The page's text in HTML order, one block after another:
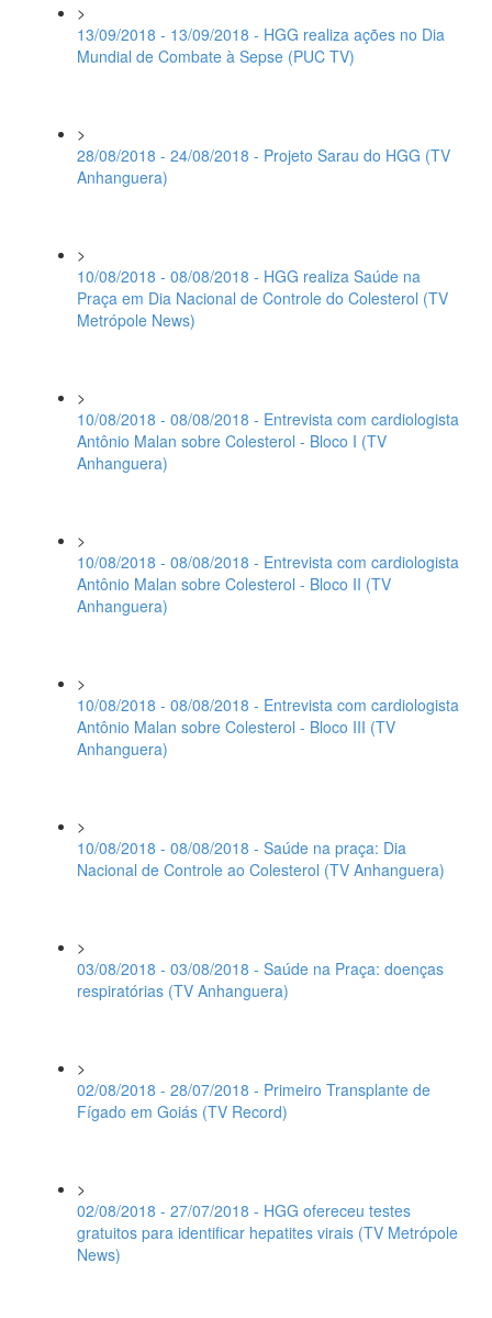
>
13/09/2018 - 13/09/2018 - HGG realiza ações no Dia
Mundial de Combate à Sepse (PUC TV)
>
28/08/2018 - 24/08/2018 - Projeto Sarau do HGG (TV
Anhanguera)
>
10/08/2018 - 08/08/2018 - HGG realiza Saúde na
Praça em Dia Nacional de Controle do Colesterol (TV
Metrópole News)
>
10/08/2018 - 08/08/2018 - Entrevista com cardiologista
Antônio Malan sobre Colesterol - Bloco I (TV
Anhanguera)
>
10/08/2018 - 08/08/2018 - Entrevista com cardiologista
Antônio Malan sobre Colesterol - Bloco II (TV
Anhanguera)
>
10/08/2018 - 08/08/2018 - Entrevista com cardiologista
Antônio Malan sobre Colesterol - Bloco III (TV
Anhanguera)
>
10/08/2018 - 08/08/2018 - Saúde na praça: Dia
Nacional de Controle ao Colesterol (TV Anhanguera)
>
03/08/2018 - 03/08/2018 - Saúde na Praça: doenças
respiratórias (TV Anhanguera)
>
02/08/2018 - 28/07/2018 - Primeiro Transplante de
Fígado em Goiás (TV Record)
>
02/08/2018 - 27/07/2018 - HGG ofereceu testes
gratuitos para identificar hepatites virais (TV Metrópole
News)